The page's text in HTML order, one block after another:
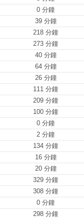
0 分鐘
39 分鐘
218 分鐘
273 分鐘
40 分鐘
64 分鐘
26 分鐘
111 分鐘
209 分鐘
100 分鐘
0 分鐘
2 分鐘
134 分鐘
16 分鐘
20 分鐘
329 分鐘
308 分鐘
0 分鐘
298 分鐘